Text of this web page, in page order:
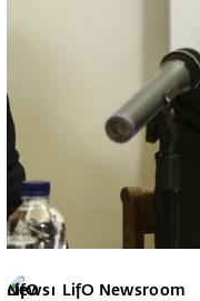
LifO Newsroom